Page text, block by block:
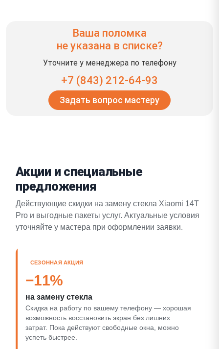
Ваша поломка
не указана в списке?
Уточните у менеджера по телефону
+7 (843) 212-64-93
Задать вопрос мастеру
Акции и специальные
предложения
Действующие скидки на замену стекла Xiaomi 14T
Pro и выгодные пакеты услуг. Актуальные условия
уточняйте у мастера при оформлении заявки.
СЕЗОННАЯ АКЦИЯ
−11%
на замену стекла
Скидка на работу по вашему телефону — хорошая
возможность восстановить экран без лишних
затрат. Пока действуют свободные окна, можно
успеть быстрее.